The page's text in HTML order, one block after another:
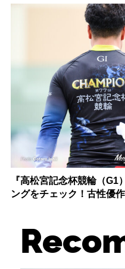
『高松宮記念杯競輪（
ングをチェック！古性優